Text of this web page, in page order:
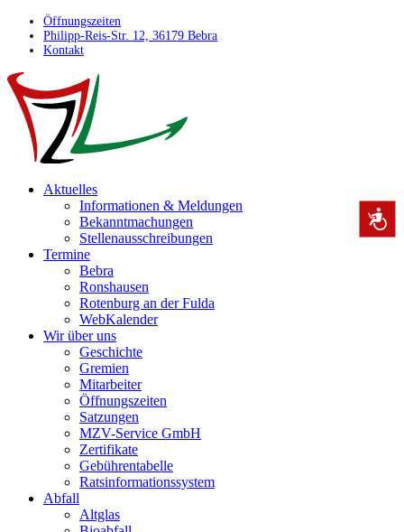
Öffnungszeiten
Philipp-Reis-Str. 12, 36179 Bebra
Kontakt
Aktuelles
Informationen & Meldungen
Bekanntmachungen
Stellenausschreibungen
Termine
Bebra
Ronshausen
Rotenburg an der Fulda
WebKalender
Wir über uns
Geschichte
Gremien
Mitarbeiter
Öffnungszeiten
Satzungen
MZV-Service GmbH
Zertifikate
Gebührentabelle
Ratsinformationssystem
Abfall
Altglas